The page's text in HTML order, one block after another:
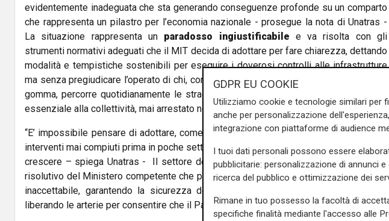
evidentemente inadeguata che sta generando conseguenze profonde su un comparto
che rappresenta un pilastro per l’economia nazionale - prosegue la nota di Unatras -
La situazione rappresenta un paradosso ingiustificabile e va risolta con gli
strumenti normativi adeguati che il MIT decida di adottare per fare chiarezza, dettando
modalità e tempistiche sostenibili per eseguire i doverosi controlli alle infrastrutture
ma senza pregiudicare l’operato di chi, come gli operatori del settore del trasporto su
gomma, percorre quotidianamente le stradali e autostradali per prestare un servizio
essenziale alla collettività, mai arrestato nemmeno durante il lockdown”.
“E’ impossibile pensare di adottare, come sta avvenendo nel nodo ligure, soluzioni e
interventi mai compiuti prima in poche settimane, le stesse in cui il traffico ha ripreso a
crescere – spiega Unatras - Il settore dell’autotrasporto invoca quindi un intervento
risolutivo del Ministero competente che possa mettere fine a una situazione divenuta
inaccettabile, garantendo la sicurezza delle opere ma anche della circolazione e
liberando le arterie per consentire che il Paese continui a muoversi”.
GDPR EU COOKIE
Utilizziamo cookie e tecnologie similari per
anche per personalizzazione
integrazione con piattaforme di audience
I tuoi dati personali possono essere
pubblicitarie: personalizzazione di annunci
ricerca del pubblico e ottimizzazione dei
Rimane in tuo possesso la facoltà di
specifiche finalità mediante l'accesso alle